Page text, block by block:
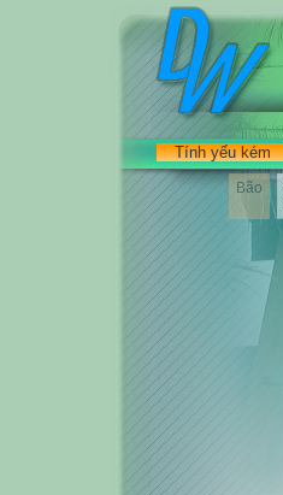
Tính yếu kém
Bão